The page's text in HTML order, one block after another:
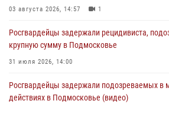
03 августа 2026, 14:57 1
Росгвардейцы задержали рецидивиста,
крупную сумму в Подмосковье
31 июля 2026, 14:00
Росгвардейцы задержали подозреваемых в
действиях в Подмосковье (видео)